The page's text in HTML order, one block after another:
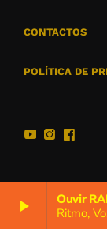
play_arrow
Ouvir
Ritmo,
CONTACTOS
POLÍTICA DE